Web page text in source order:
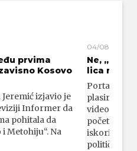
prvima
Kosovo
izjavio je
Informer da
pohitala da
Metohiju“. Na
04/08/2026
Ne,
lica
Portal 24
plasirali su
video-
početka
iskorišćava
političkim